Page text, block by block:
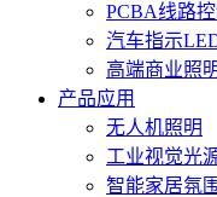
PCBA线路
汽车指示
高端商业照
产品应用
无人机照明
工业视觉光
智能家居氛